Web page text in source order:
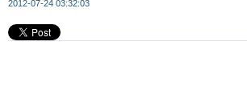
2012-07-24 03:32:03